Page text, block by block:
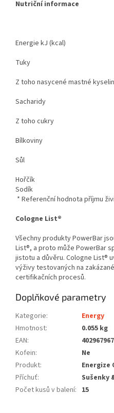
Nutriční informace
Energie kJ (kcal)
Tuky
Z toho nasycené mastné
Sacharidy
Z toho cukry
Bílkoviny
Sůl
Hořčík
Sodík
* Referenční hodnota příjmu
Cologne List®
Všechny produkty PowerBar
List®, a proto může PowerBar
jistotu a důvěru. Cologne List®
výživy testovaných na
certifikačních procesů.
Doplňkové parametry
Kategorie:
Energy
Hmotnost:
0.055 kg
EAN:
Kofein:
Ne
Produkt:
Energize
Příchuť:
Sušenky
Počet kusů v balení: 15